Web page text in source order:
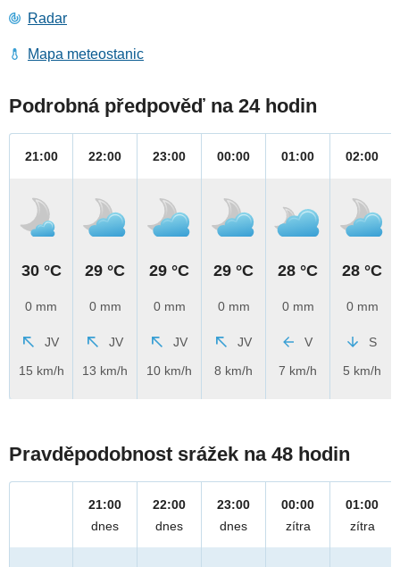
Radar
Mapa meteostanic
Podrobná předpověď na 24 hodin
21:00
30 °C
0 mm
JV
15 km/h
22:00
29 °C
0 mm
JV
13 km/h
23:00
29 °C
0 mm
JV
10 km/h
00:00
29 °C
0 mm
JV
8 km/h
01:00
28 °C
0 mm
V
7 km/h
02:00
28 °C
0 mm
S
5 km/h
Pravděpodobnost srážek na 48 hodin
21:00
dnes
22:00
dnes
23:00
dnes
00:00
zítra
01:00
zítra